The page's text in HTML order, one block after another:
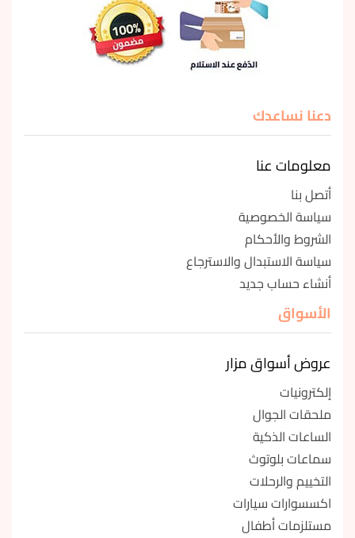
دعنا نساعدك
معلومات عنا
أتصل بنا
سياسة الخصوصية
الشروط والأحكام
سياسة الاستبدال والاسترجاع
أنشاء حساب جديد
الأسواق
عروض أسواق مزار
إلكترونيات
ملحقات الجوال
الساعات الذكية
سماعات بلوتوث
التخييم والرحلات
اكسسوارات سيارات
مستلزمات أطفال